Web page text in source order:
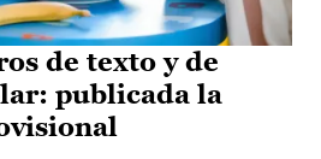
de texto y de
publicada la